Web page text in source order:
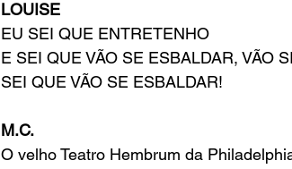
LOUISE
EU SEI QUE ENTRETENHO
E SEI QUE VÃO SE ESBALDAR, VÃO
SEI QUE VÃO SE ESBALDAR!
M.C.
O velho Teatro Hembrum da